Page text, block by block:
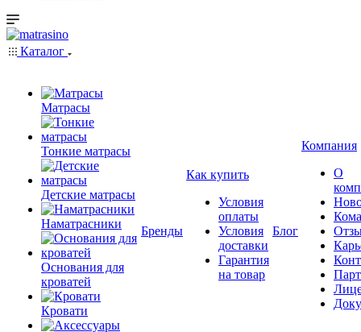
Каталог
Матрасы
Тонкие матрасы
Детские матрасы
Наматрасники
Основания для
кроватей
Кровати
Бренды
Как купить
Условия
оплаты
Условия
доставки
Гарантия
на товар
Блог
Компания
О